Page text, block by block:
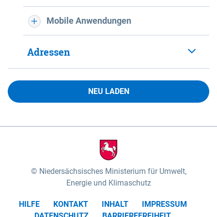
Mobile Anwendungen
Adressen
NEU LADEN
Niedersächsisches Ministerium für Umwelt,
Energie und Klimaschutz
HILFE KONTAKT INHALT
IMPRESSUM